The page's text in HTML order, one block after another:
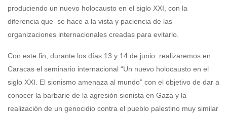
produciendo un nuevo holocausto en el siglo XXI, con la
diferencia que se hace a la vista y paciencia de las
organizaciones internacionales creadas para evitarlo.
Con este fin, durante los días 13 y 14 de junio realizaremos en
Caracas el seminario internacional “Un nuevo holocausto en el
siglo XXI. El sionismo amenaza al mundo” con el objetivo de dar a
conocer la barbarie de la agresión sionista en Gaza y la
realización de un genocidio contra el pueblo palestino muy similar